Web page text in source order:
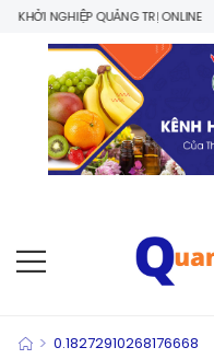
NGHIỆP QUẢNG TRỊ ONLINE
> 0.18272910268176668